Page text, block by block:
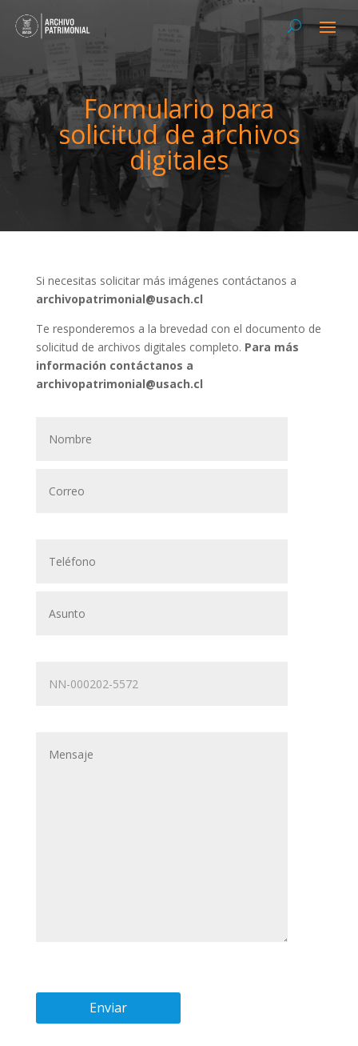
Formulario para
solicitud de archivos
digitales
Si necesitas solicitar más imágenes contáctanos a
archivopatrimonial@usach.cl
Te responderemos a la brevedad con el documento de
solicitud de archivos digitales completo. Para más
información contáctanos a
archivopatrimonial@usach.cl